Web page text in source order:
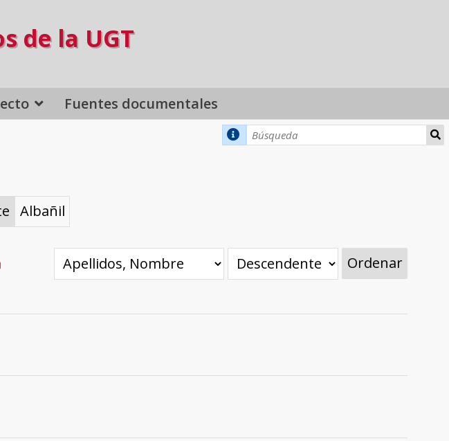
de la UGT
Fuentes documentales
Albañil
Ordenar